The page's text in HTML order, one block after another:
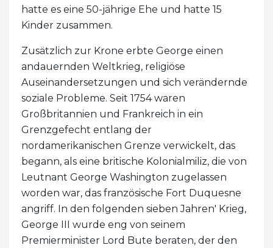
hatte es eine 50-jährige Ehe und hatte 15
Kinder zusammen.
Zusätzlich zur Krone erbte George einen
andauernden Weltkrieg, religiöse
Auseinandersetzungen und sich verändernde
soziale Probleme. Seit 1754 waren
Großbritannien und Frankreich in ein
Grenzgefecht entlang der
nordamerikanischen Grenze verwickelt, das
begann, als eine britische Kolonialmiliz, die von
Leutnant George Washington zugelassen
worden war, das französische Fort Duquesne
angriff. In den folgenden sieben Jahren' Krieg,
George III wurde eng von seinem
Premierminister Lord Bute beraten, der den